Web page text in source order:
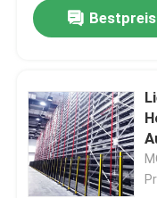
Bestpreis